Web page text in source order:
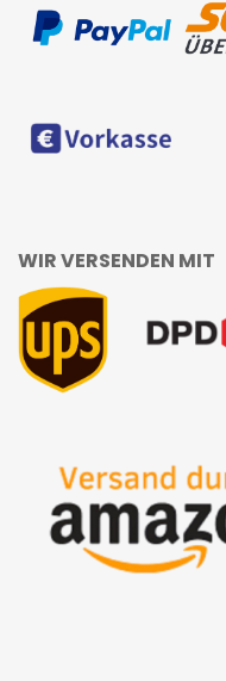
WIR VERSENDEN MIT